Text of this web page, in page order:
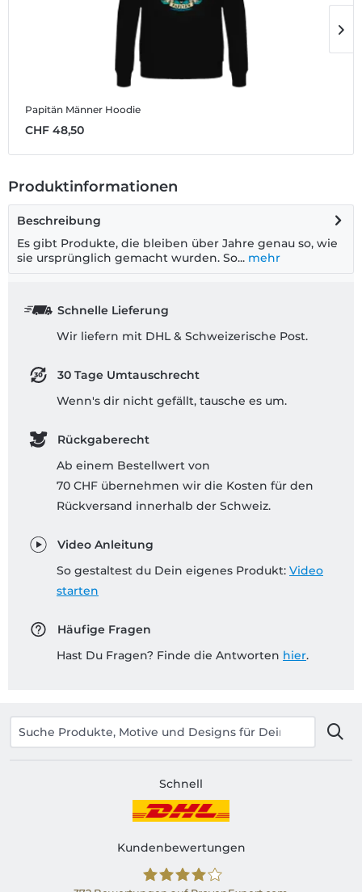
Papitän Männer Hoodie
CHF 48,50
Produktinformationen
Beschreibung
Es gibt Produkte, die bleiben über Jahre genau so, wie
sie ursprünglich gemacht wurden. So... mehr
Schnelle Lieferung
Wir liefern mit DHL & Schweizerische Post.
30 Tage Umtauschrecht
Wenn's dir nicht gefällt, tausche es um.
Rückgaberecht
Ab einem Bestellwert von
70 CHF übernehmen wir die Kosten für den
Rückversand innerhalb der Schweiz.
Video Anleitung
So gestaltest du Dein eigenes Produkt: Video
starten
Häufige Fragen
Hast Du Fragen? Finde die Antworten hier.
Schnell
Kundenbewertungen